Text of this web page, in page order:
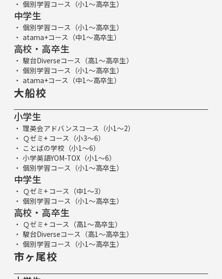
個別学習コース（小1～高卒生）
中学生
個別学習コース（小1～高卒生）
atama+コース（中1～高卒生）
高校・高卒生
駿台Diverseコース（高1～高卒生）
個別学習コース（小1～高卒生）
atama+コース（中1～高卒生）
大船校
小学生
理英会アドバンスコース（小1～2）
Ｑゼミ+ コース（小3～6）
ことばの学校（小1～6）
小学英語YOM-TOX（小1～6）
個別学習コース（小1～高卒生）
中学生
Ｑゼミ+ コース（中1～3）
個別学習コース（小1～高卒生）
高校・高卒生
Ｑゼミ+ コース（高1～高卒生）
駿台Diverseコース（高1～高卒生）
個別学習コース（小1～高卒生）
市ヶ尾校